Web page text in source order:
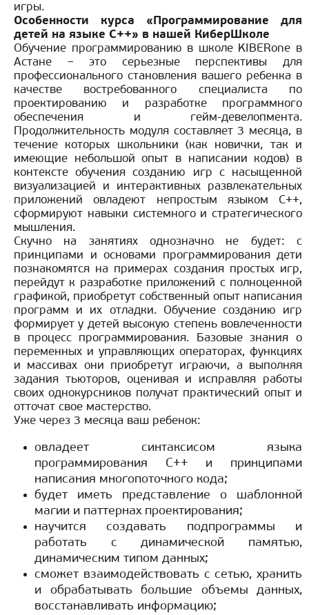
игры.
Особенности курса «Программирование для
детей на языке С++» в нашей КиберШколе
Обучение программированию в школе KIBERone в
Астане
– это серьезные перспективы для
профессионального становления вашего ребенка в
качестве востребованного специалиста по
проектированию и разработке программного
обеспечения и гейм-девелопмента.
Продолжительность модуля составляет 3 месяца, в
течение которых школьники (как новички, так и
имеющие небольшой опыт в написании кодов) в
контексте обучения созданию игр с насыщенной
визуализацией и интерактивных развлекательных
приложений овладеют непростым языком С++,
сформируют навыки системного и стратегического
мышления.
Скучно на занятиях однозначно не будет: с
принципами и основами программирования дети
познакомятся на примерах создания простых игр,
перейдут к разработке приложений с полноценной
графикой, приобретут собственный опыт написания
программ и их отладки. Обучение созданию игр
формирует у детей высокую степень вовлеченности
в процесс программирования. Базовые знания о
переменных и управляющих операторах, функциях
и массивах они приобретут играючи, а выполняя
задания тьюторов, оценивая и исправляя работы
своих однокурсников получат практический опыт и
отточат свое мастерство.
Уже через 3 месяца ваш ребенок:
овладеет синтаксисом языка
программирования С++ и принципами
написания многопоточного кода;
будет иметь представление о шаблонной
магии и паттернах проектирования;
научится создавать подпрограммы и
работать с динамической памятью,
динамическим типом данных;
сможет взаимодействовать с сетью, хранить
и обрабатывать большие объемы данных,
восстанавливать информацию;